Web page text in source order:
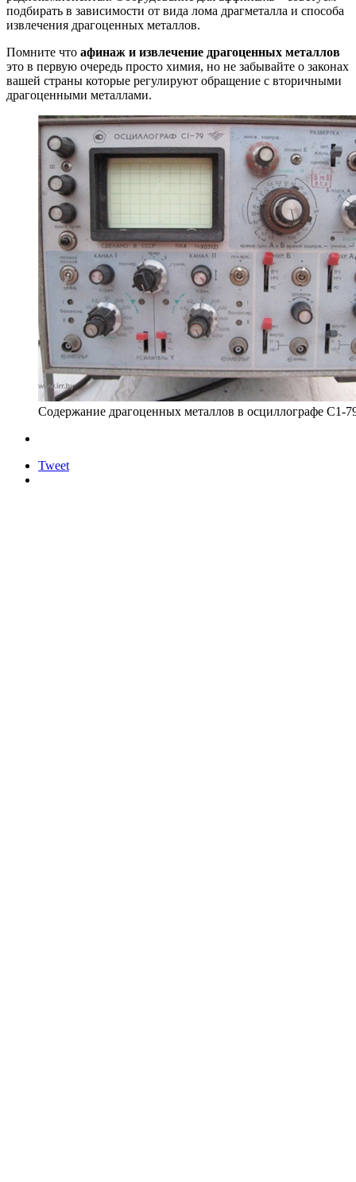
подбирать в зависимости от вида лома драгметалла и способа
извлечения драгоценных металлов.
Помните что афинаж и извлечение драгоценных металлов
это в первую очередь просто химия, но не забывайте о законах
вашей страны которые регулируют обращение с вторичными
драгоценными металлами.
Содержание драгоценных металлов в осциллографе С1-
Tweet